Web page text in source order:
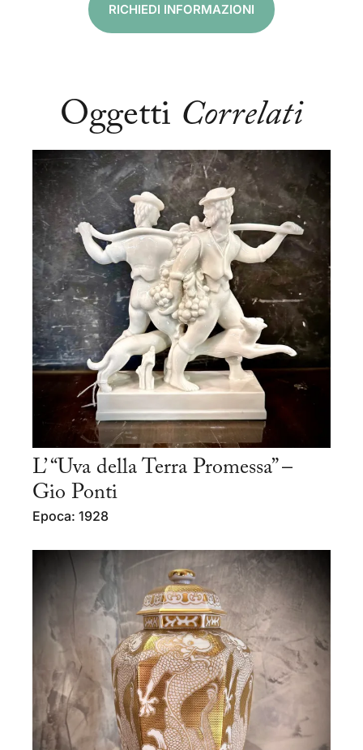
RICHIEDI INFORMAZIONI
Oggetti Correlati
L’ “Uva della Terra Promessa” –
Gio Ponti
Epoca: 1928